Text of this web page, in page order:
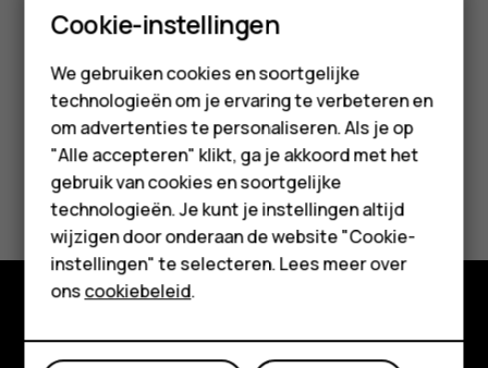
Smartphones
Feature phones
Accessoires
HMD Terra M
Voor bedrijven
Tablets
Shop
Mijn account
Gegevensgebruik.
Was deze informatie nuttig?
Ja Nee
Shop
Cookie-instellingen
We gebruiken cookies en soortgelijke
technologieën om je ervaring te verbeteren en
om advertenties te personaliseren. Als je op
"Alle accepteren" klikt, ga je akkoord met het
gebruik van cookies en soortgelijke
technologieën. Je kunt je instellingen altijd
wijzigen door onderaan de website "Cookie-
instellingen" te selecteren. Lees meer over
onscookiebeleid.